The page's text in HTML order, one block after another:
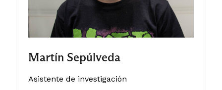
Martín Sepúlveda
Asistente de investigación